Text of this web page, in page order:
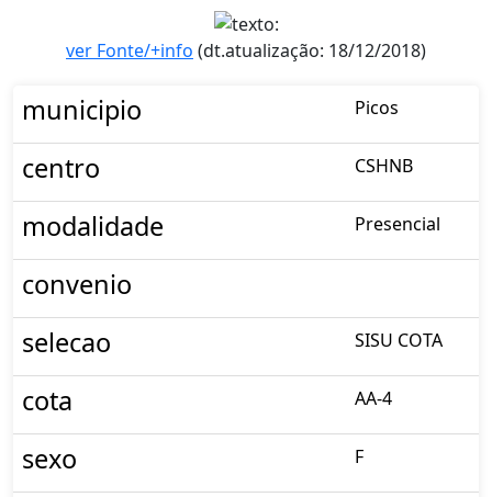
ver Fonte/+info (dt.atualização: 18/12/2018)
municipio Picos
centro CSHNB
modalidade Presencial
convenio
selecao
SISU COTA
cota AA-4
sexo F